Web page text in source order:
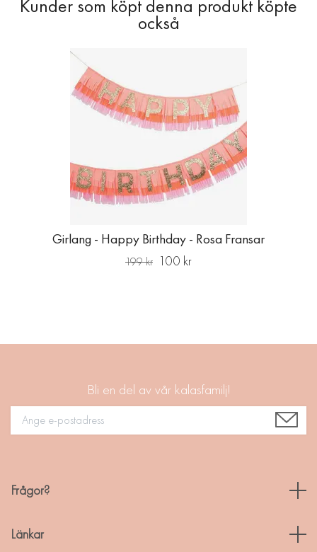
Girlang - Happy Birthday - Rosa Fransar
199 kr 100 kr
Bli en del av vår kalasfamilj!
Frågor?
Länkar